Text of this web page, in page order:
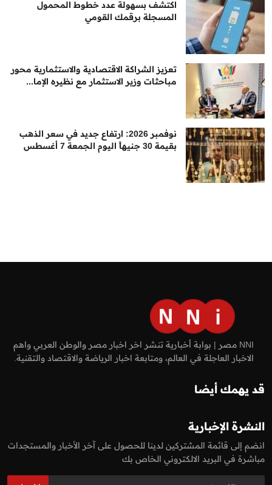
اكتشف بسهولة عدد خطوط المحمول
المسجلة برقمك القومي
تعزيز الشراكة الاقتصادية والاستثمارية محور
مباحثات وزير الاستثمار مع نظيره الإما...
نوفمبر 2026: ارتفاع جديد في سعر الذهب
بقيمة 30 جنيهاً اليوم الجمعة 7 أغسطس
NNI مصر | بوابة أخبارية تنشر اخر اخبار مصر والوطن العربي واهم
الاخبار العاجلة في العالم، ومتابعة اخبار الرياضة والاقتصاد والتقنية.
قد يهمك أيضا
النشرة الإخبارية
انضم إلى قائمة المشتركين لدينا للحصول على آخر الأخبار والمستجدات
مباشرة في البريد الالكتروني الخاص بك